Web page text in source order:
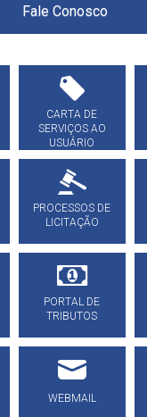
Fale Conosco
CARTA DE
SERVIÇOS AO
USUÁRIO
PROCESSOS DE
LICITAÇÃO
PORTAL DE
TRIBUTOS
WEBMAIL